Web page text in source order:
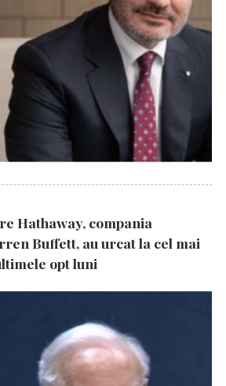
Hathaway, compania
Buffett, au urcat la cel mai
opt luni